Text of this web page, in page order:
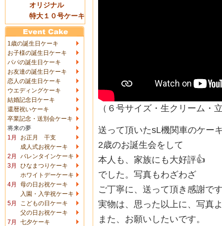
オリジナル
特大１０号ケーキ
1歳の誕生日ケーキ
お子様の誕生日ケーキ
パパの誕生日ケーキ
お友達の誕生日ケーキ
恋人の誕生日ケーキ
ウエディングケーキ
結婚記念日ケーキ
還暦祝いケーキ
卒業記念・送別会ケーキ
将来の夢
1月
お正月 干支
成人式お祝ケーキ
2月
バレンタインケーキ
3月
ひなまつりケーキ
ホワイトデーケーキ
4月
母の日お祝ケーキ
入園・入学祝ケーキ
5月
こどもの日ケーキ
父の日お祝ケーキ
7月
七夕ケーキ
（６号サイズ・生クリーム・
送って頂いたsL機関車のケー
2歳のお誕生会をして
本人も、家族にも大好評👍️
でした。写真もわざわざ
ご丁寧に、送って頂き感謝で
実物は、思った以上に、写真
また、お願いしたいです。